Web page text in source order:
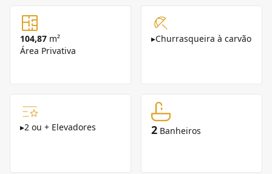
104,87 m²
Área Privativa
▸Churrasqueira à carvão
▸2 ou + Elevadores 2 Banheiros